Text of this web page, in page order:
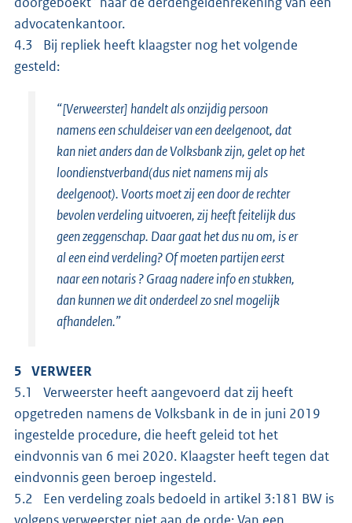
advocatenkantoor.
4.3 Bij repliek heeft klaagster nog het volgende
gesteld:
“[Verweerster] handelt als onzijdig persoon
namens een schuldeiser van een deelgenoot, dat
kan niet anders dan de Volksbank zijn, gelet op het
loondienstverband(dus niet namens mij als
deelgenoot). Voorts moet zij een door de rechter
bevolen verdeling uitvoeren, zij heeft feitelijk dus
geen zeggenschap. Daar gaat het dus nu om, is er
al een eind verdeling? Of moeten partijen eerst
naar een notaris ? Graag nadere info en stukken,
dan kunnen we dit onderdeel zo snel mogelijk
afhandelen.”
5 VERWEER
5.1 Verweerster heeft aangevoerd dat zij heeft
opgetreden namens de Volksbank in de in juni 2019
ingestelde procedure, die heeft geleid tot het
eindvonnis van 6 mei 2020. Klaagster heeft tegen dat
eindvonnis geen beroep ingesteld.
5.2 Een verdeling zoals bedoeld in artikel 3:181 BW is